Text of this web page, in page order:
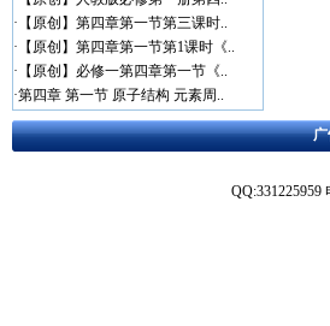
· 【原创】第四章第一节第三课时..
· 【原创】第四章第一节第1课时《..
· 【原创】必修一第四章第一节《..
·第四章 第一节 原子结构 元素周..
QQ:331225959